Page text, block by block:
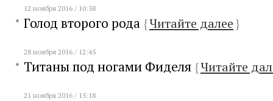
12 ноября 2016 / 10:58
Голод второго рода {Читайте далее}
28 ноября 2016 / 12:45
Титаны под ногами Фиделя {Читайте
21 ноября 2016 / 15:18